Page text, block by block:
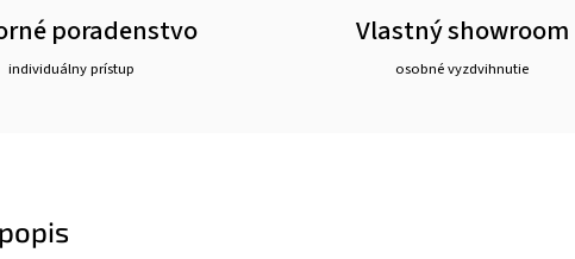
poradenstvo
individuálny prístup
Vlastný showroom
osobné vyzdvihnutie